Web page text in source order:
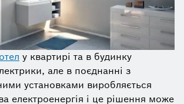
у квартирі та в будинку
але в поєднанні з
установками виробляється
електроенергія і це рішення може